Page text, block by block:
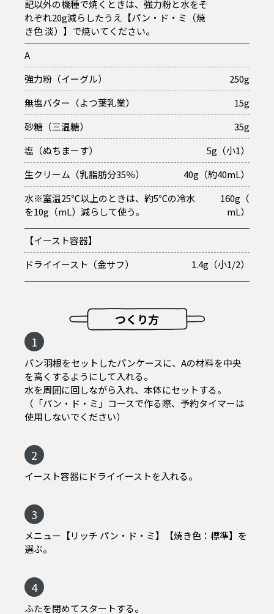
記以外の機種で焼くときは、強力粉と水をそ
れぞれ20g減らしたうえ【パン・ド・ミ（焼
き色 淡）】で焼いてください。
A
強力粉（イーグル）
250g
無塩バター（よつ葉乳業）
15g
砂糖（三温糖）
35g
塩（ぬちまーす）
5g（小1）
生クリーム（乳脂肪分35％）
40g（約40mL）
水※室温25℃以上のときは、約5℃の冷水
を10g（mL）減らして使う。
160g（
mL）
【イースト容器】
ドライイースト（金サフ）
1.4g（小1/2）
つくり方
1
パン羽根をセットしたパンケースに、Aの材料を中央
を高くするようにして入れる。
水を周囲に回しながら入れ、本体にセットする。
（「パン・ド・ミ」コースで作る際、予約タイマーは
使用しないでください）
2
イースト容器にドライイーストを入れる。
3
メニュー【リッチ パン・ド・ミ】【焼き色：標準】を
選ぶ。
4
ふたを閉めてスタートする。